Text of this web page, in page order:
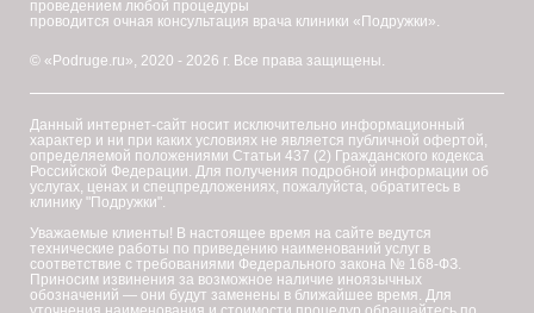
проведением любой процедуры
проводится очная консультация врача клиники «Подружки».
© «Podruge.ru», 2020 - 2026 г. Все права защищены.
Данный интернет-сайт носит исключительно информационный
характер и ни при каких условиях не является публичной офертой,
определяемой положениями Статьи 437 (2) Гражданского кодекса
Российской Федерации. Для получения подробной информации об
услугах, ценах и спецпредложениях, пожалуйста, обратитесь в
клинику "Подружки".
Уважаемые клиенты! В настоящее время на сайте ведутся
технические работы по приведению наименований услуг в
соответствие с требованиями Федерального закона № 168-ФЗ.
Приносим извинения за возможное наличие иноязычных
обозначений — они будут заменены в ближайшее время. Для